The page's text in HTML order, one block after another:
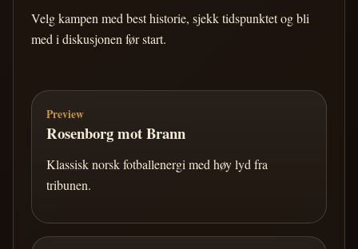
Velg kampen med best historie, sjekk tidspunktet og bli
med i diskusjonen før start.
Preview
Rosenborg mot Brann
Klassisk norsk fotballenergi med høy lyd fra
tribunen.